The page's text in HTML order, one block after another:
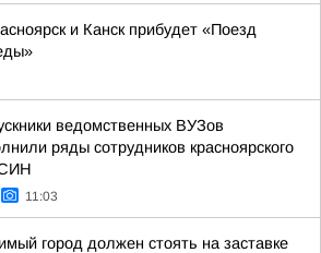
и Канск прибудет «Поезд
ведомственных ВУЗов
ряды сотрудников красноярского
11:03
город должен стоять на заставке